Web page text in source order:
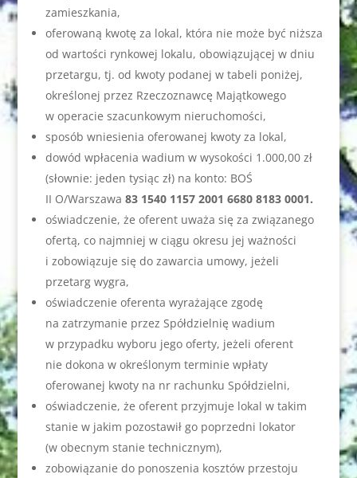
zamieszkania,
oferowaną kwotę za lokal, która nie może być niższa
od wartości rynkowej lokalu, obowiązującej w dniu
przetargu, tj. od kwoty podanej w tabeli poniżej,
określonej przez Rzeczoznawcę Majątkowego
w operacie szacunkowym nieruchomości,
sposób wniesienia oferowanej kwoty za lokal,
dowód wpłacenia wadium w wysokości 1.000,00 zł
(słownie: jeden tysiąc zł) na konto: BOŚ
II O/Warszawa 83 1540 1157 2001 6680 8183 0001.
oświadczenie, że oferent uważa się za związanego
ofertą, co najmniej w ciągu okresu jej ważności
i zobowiązuje się do zawarcia umowy, jeżeli
przetarg wygra,
oświadczenie oferenta wyrażające zgodę
na zatrzymanie przez Spółdzielnię wadium
w przypadku wyboru jego oferty, jeżeli oferent
nie dokona w określonym terminie wpłaty
oferowanej kwoty na nr rachunku Spółdzielni,
oświadczenie, że oferent przyjmuje lokal w takim
stanie w jakim pozostawił go poprzedni lokator
(w obecnym stanie technicznym),
zobowiązanie do ponoszenia kosztów przestoju